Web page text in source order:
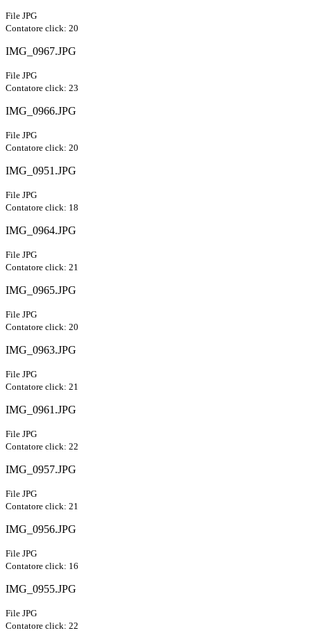
File JPG
Contatore click: 20
IMG_0967.JPG
File JPG
Contatore click: 23
IMG_0966.JPG
File JPG
Contatore click: 20
IMG_0951.JPG
File JPG
Contatore click: 18
IMG_0964.JPG
File JPG
Contatore click: 21
IMG_0965.JPG
File JPG
Contatore click: 20
IMG_0963.JPG
File JPG
Contatore click: 21
IMG_0961.JPG
File JPG
Contatore click: 22
IMG_0957.JPG
File JPG
Contatore click: 21
IMG_0956.JPG
File JPG
Contatore click: 16
IMG_0955.JPG
File JPG
Contatore click: 22